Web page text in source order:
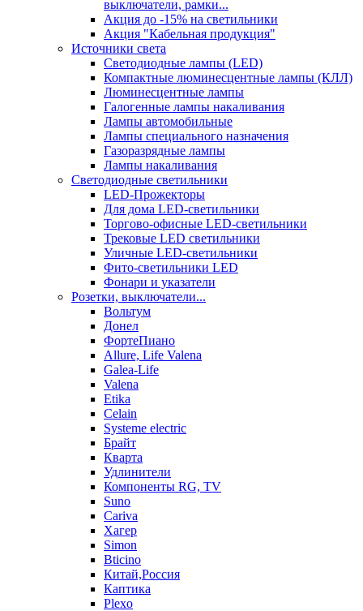
выключатели, рамки...
Акция до -15% на светильники
Акция "Кабельная продукция"
Источники света
Светодиодные лампы (LED)
Компактные люминесцентные лампы (КЛЛ)
Люминесцентные лампы
Галогенные лампы накаливания
Лампы автомобильные
Лампы специального назначения
Газоразрядные лампы
Лампы накаливания
Светодиодные светильники
LED-Прожекторы
Для дома LED-светильники
Торгово-офисные LED-светильники
Трековые LED светильники
Уличные LED-светильники
Фито-светильники LED
Фонари и указатели
Розетки, выключатели...
Вольтум
Донел
ФортеПиано
Allure, Life Valena
Galea-Life
Valena
Etika
Celain
Systeme electric
Брайт
Кварта
Удлинители
Компоненты RG, TV
Suno
Cariva
Хагер
Simon
Bticino
Китай,Россия
Каптика
Plexo